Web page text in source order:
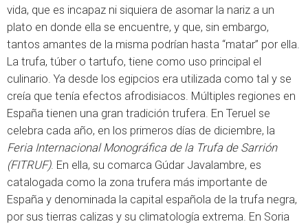
vida, que es incapaz ni siquiera de asomar la nariz a un
plato en donde ella se encuentre, y que, sin embargo,
tantos amantes de la misma podrían hasta “matar” por ella.
La trufa, túber o tartufo, tiene como uso principal el
culinario. Ya desde los egipcios era utilizada como tal y se
creía que tenía efectos afrodisiacos. Múltiples regiones en
España tienen una gran tradición trufera. En Teruel se
celebra cada año, en los primeros días de diciembre, la
Feria Internacional Monográfica de la Trufa de Sarrión
(FITRUF). En ella, su comarca Gúdar Javalambre, es
catalogada como la zona trufera más importante de
España y denominada la capital española de la trufa negra,
por sus tierras calizas y su climatología extrema. En Soria